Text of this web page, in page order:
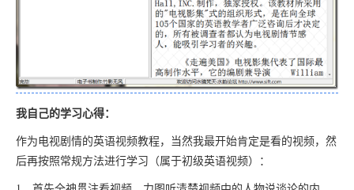
我自己的学习心得：
作为电视剧情的英语视频教程，当然我最开始肯定是看的视频，然
后再按照常规方法进行学习（属于初级英语视频）：